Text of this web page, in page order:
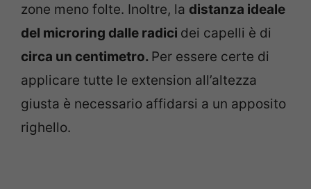
zone meno folte. Inoltre, la distanza ideale
del microring dalle radici dei capelli è di
circa un centimetro. Per essere certe di
applicare tutte le extension all’altezza
giusta è necessario affidarsi a un apposito
righello.